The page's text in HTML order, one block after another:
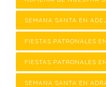
SEMANA SANTA EN
FIESTAS PATRONALES
FIESTAS PATRONALES
SEMANA SANTA EN